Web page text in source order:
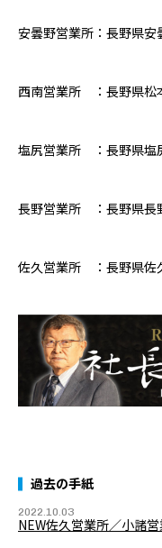
安曇野営業所：長野県安
西南営業所 ：長野県松
塩尻営業所 ：長野県塩
長野営業所 ：長野県長
佐久営業所 ：長野県佐
過去の手紙
2022.10.03
NEW佐久営業所／小諸